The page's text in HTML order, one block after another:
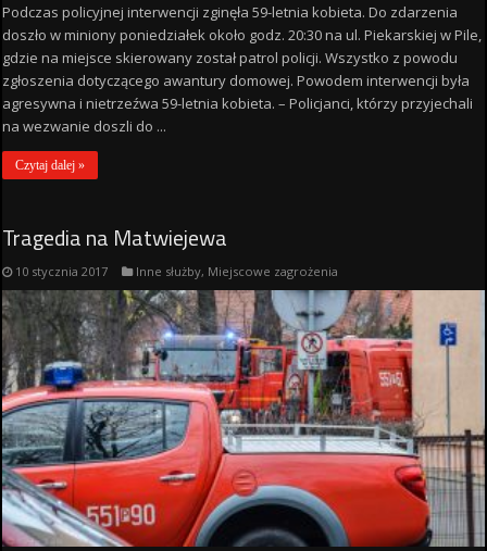
Podczas policyjnej interwencji zginęła 59-letnia kobieta. Do zdarzenia
doszło w miniony poniedziałek około godz. 20:30 na ul. Piekarskiej w Pile,
gdzie na miejsce skierowany został patrol policji. Wszystko z powodu
zgłoszenia dotyczącego awantury domowej. Powodem interwencji była
agresywna i nietrzeźwa 59-letnia kobieta. – Policjanci, którzy przyjechali
na wezwanie doszli do ...
Czytaj dalej »
Tragedia na Matwiejewa
10 stycznia 2017 Inne służby, Miejscowe zagrożenia